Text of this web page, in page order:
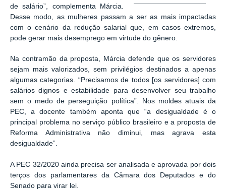
de salário”, complementa Márcia.
Desse modo, as mulheres passam a ser as mais impactadas
com o cenário da redução salarial que, em casos extremos,
pode gerar mais desemprego em virtude do gênero.
Na contramão da proposta, Márcia defende que os servidores
sejam mais valorizados, sem privilégios destinados a apenas
algumas categorias. “Precisamos de todos [os servidores] com
salários dignos e estabilidade para desenvolver seu trabalho
sem o medo de perseguição política”. Nos moldes atuais da
PEC, a docente também aponta que “a desigualdade é o
principal problema no serviço público brasileiro e a proposta de
Reforma Administrativa não diminui, mas agrava esta
desigualdade”.
A PEC 32/2020 ainda precisa ser analisada e aprovada por dois
terços dos parlamentares da Câmara dos Deputados e do
Senado para virar lei.